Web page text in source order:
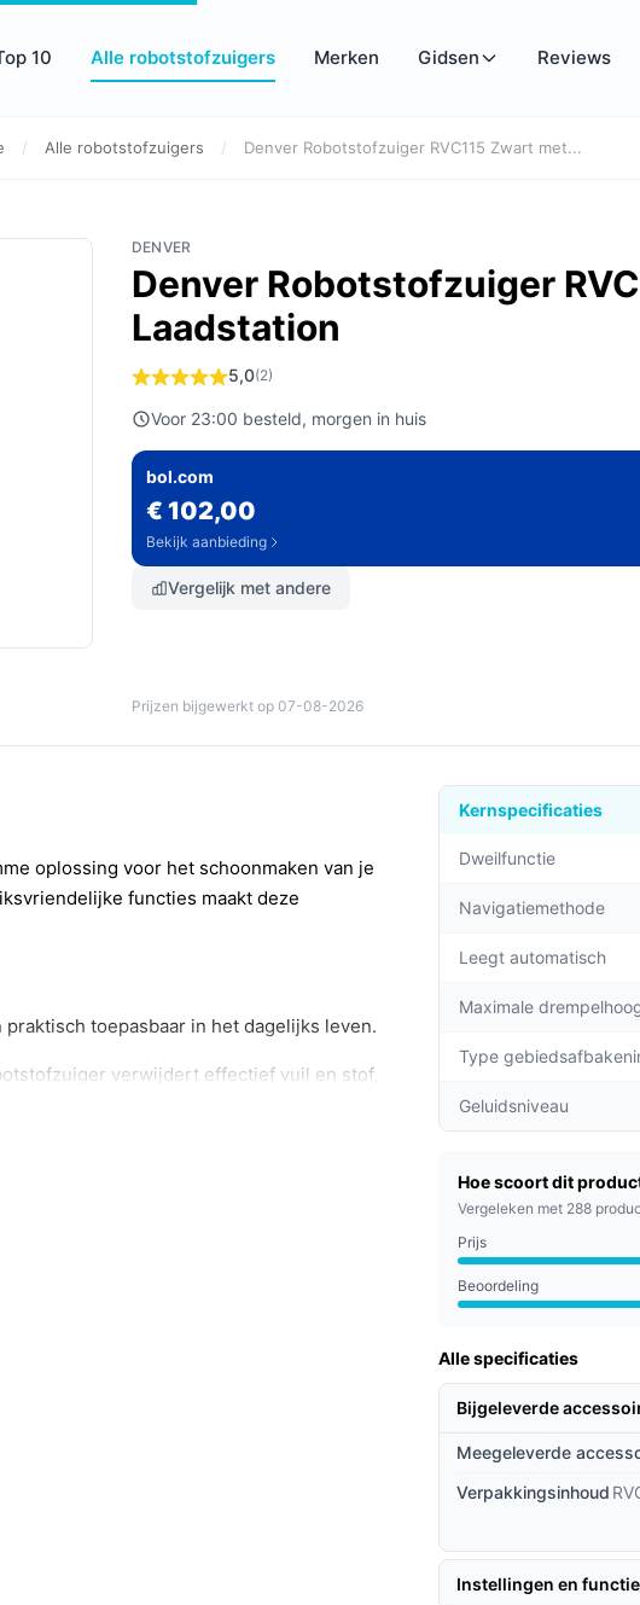
10 Alle robotstofzuigers Merken Gidsen Reviews
/ Alle robotstofzuigers / Denver Robotstofzuiger RVC115 Zwart met...
DENVER
Denver Robotstofzuiger
Laadstation
5,0(2)
Voor 23:00 besteld, morgen in huis
bol.com
€ 102,00
Bekijk aanbieding
Vergelijk met andere
Prijzen bijgewerkt op 07-08-2026
oplossing voor het schoonmaken van je
functies maakt deze
toepasbaar in het dagelijks leven.
verwijdert effectief vuil en stof,
Kernspecificaties
Dweilfunctie
Navigatiemethode
Leegt automatisch
Maximale
Type
Geluidsniveau
Hoe scoort dit
Vergeleken met 288
Prijs
Beoordeling
Alle specificaties
Bijgeleverde
Meegeleverde
Verpakkingsinhoud
Instellingen en